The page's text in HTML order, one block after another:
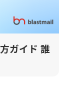
ガイド 誰